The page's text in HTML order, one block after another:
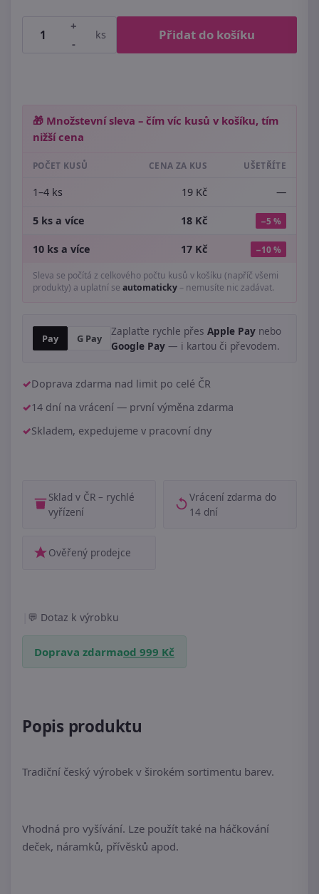
+
-
ks Přidat do košíku
🎁 Množstevní sleva – čím víc kusů v košíku, tím
nižší cena
POČET KUSŮ CENA ZA KUS UŠETŘÍTE
1–4 ks 19 Kč —
5 ks a více 18 Kč −5 %
10 ks a více 17 Kč −10 %
Sleva se počítá z celkového počtu kusů v košíku (napříč všemi
produkty) a uplatní se automaticky– nemusíte nic zadávat.
Pay G Pay
Zaplaťte rychle přes Apple Pay nebo
Google Pay — i kartou či převodem.
Doprava zdarma nad limit po celé ČR
14 dní na vrácení — první výměna zdarma
Skladem, expedujeme v pracovní dny
Sklad v ČR – rychlé
vyřízení
Vrácení zdarma do
14 dní
Ověřený prodejce
Dotaz k výrobku
Doprava zdarmaod 999 Kč
Popis produktu
Tradiční český výrobek v širokém sortimentu barev.
Vhodná pro vyšívání. Lze použít také na háčkování
deček, náramků, přívěsků apod.